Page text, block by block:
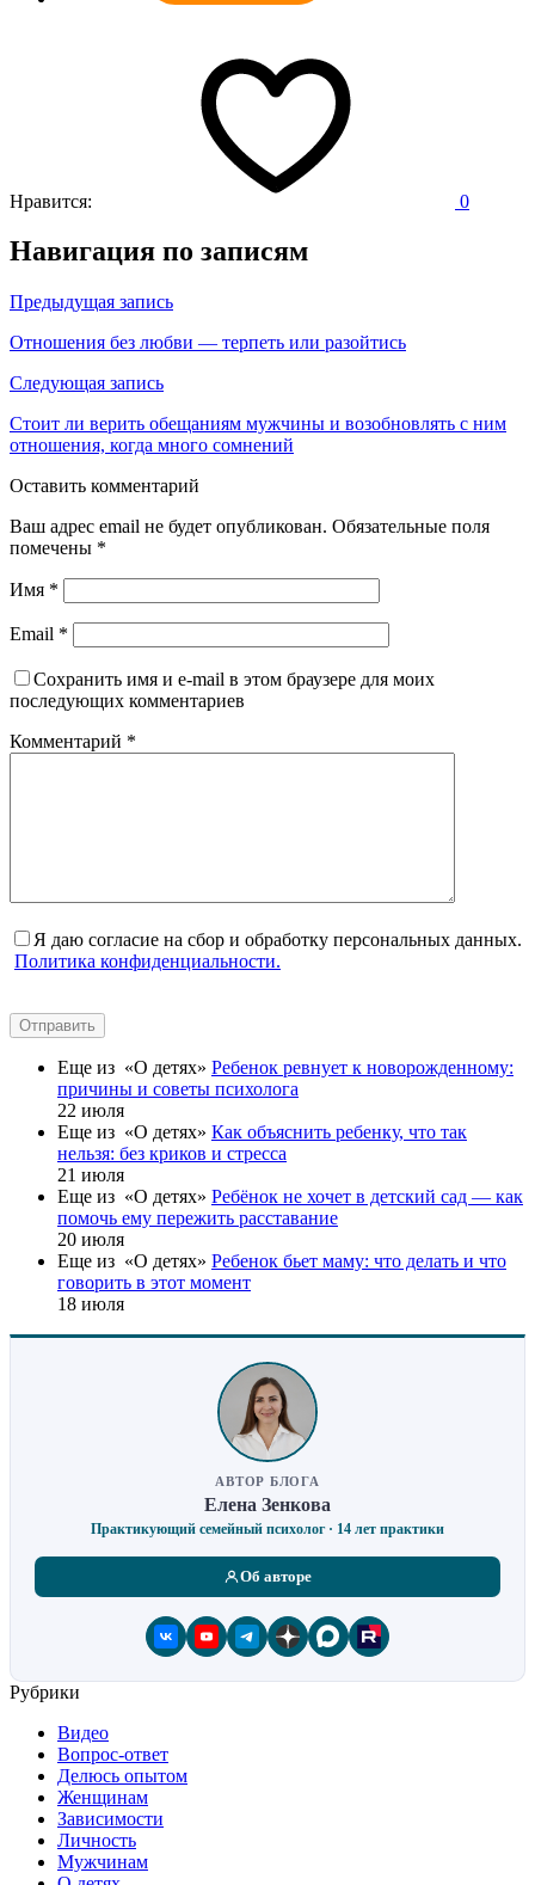
Нравится: 0
Навигация по записям
Предыдущая запись
Отношения без любви — терпеть или разойтись
Следующая запись
Стоит ли верить обещаниям мужчины и возобновлять с ним
отношения, когда много сомнений
Оставить комментарий
Ваш адрес email не будет опубликован. Обязательные поля
помечены *
Имя *
Email *
Сохранить имя и e-mail в этом браузере для моих
последующих комментариев
Комментарий *
Я даю согласие на сбор и обработку персональных данных.
Политика конфиденциальности.
Отправить
Еще из «О детях» Ребенок ревнует к новорожденному:
причины и советы психолога
22 июля
Еще из «О детях» Как объяснить ребенку, что так
нельзя: без криков и стресса
21 июля
Еще из «О детях» Ребёнок не хочет в детский сад — как
помочь ему пережить расставание
20 июля
Еще из «О детях» Ребенок бьет маму: что делать и что
говорить в этот момент
18 июля
АВТОР БЛОГА
Елена Зенкова
Практикующий семейный психолог · 14 лет практики
Об авторе
Рубрики
Видео
Вопрос-ответ
Делюсь опытом
Женщинам
Зависимости
Личность
Мужчинам